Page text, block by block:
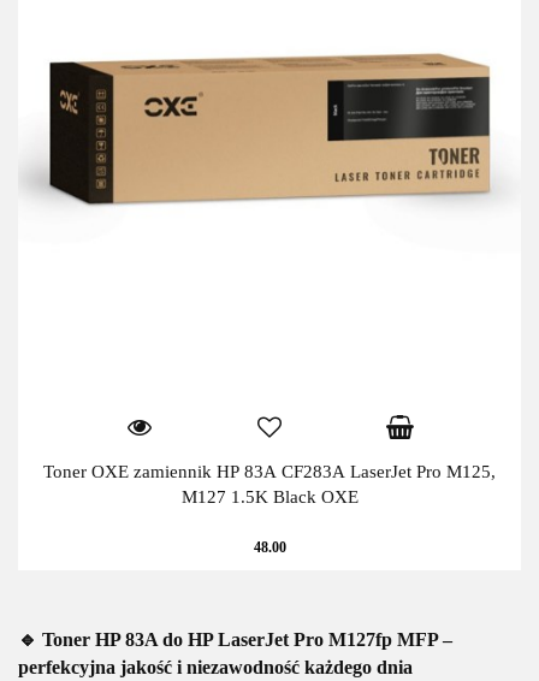
Toner OXE zamiennik HP 83A CF283A LaserJet Pro M125,
M127 1.5K Black OXE
48.00
🔹 Toner HP 83A do HP LaserJet Pro M127fp MFP –
perfekcyjna jakość i niezawodność każdego dnia